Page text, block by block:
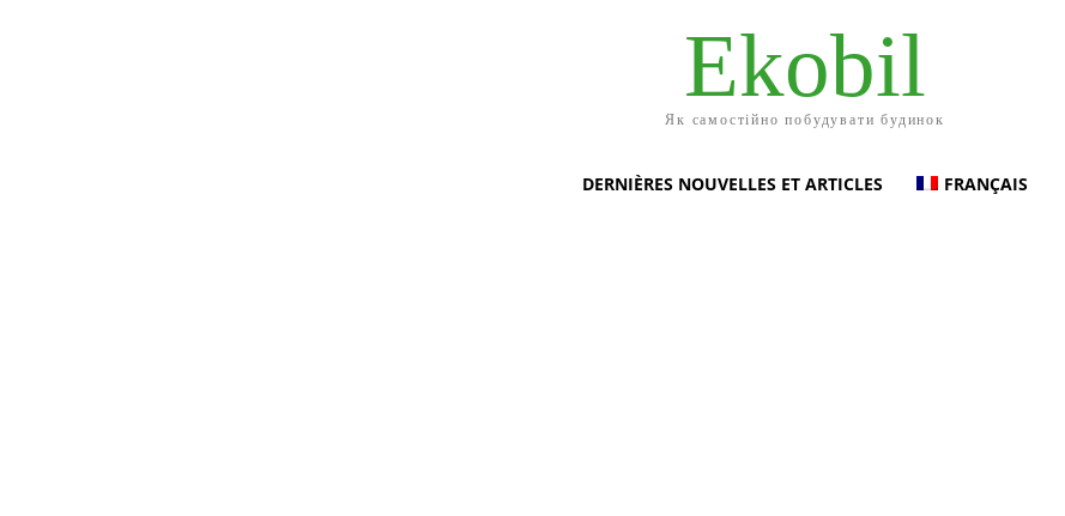
Ekobil
Як самостійно побудувати будинок
DERNIÈRES NOUVELLES ET ARTICLES FRANÇAIS